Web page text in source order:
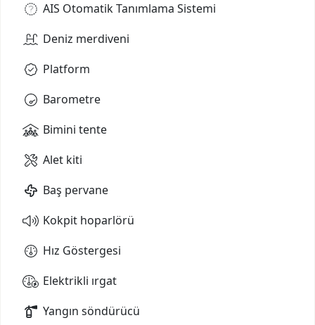
AIS Otomatik Tanımlama Sistemi
Deniz merdiveni
Platform
Barometre
Bimini tente
Alet kiti
Baş pervane
Kokpit hoparlörü
Hız Göstergesi
Elektrikli ırgat
Yangın söndürücü